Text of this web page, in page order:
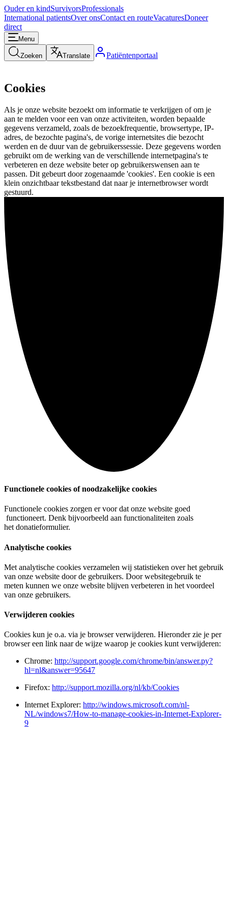
Ouder en kindSurvivorsProfessionals
International patientsOver onsContact en routeVacaturesDoneer
direct
Menu
Zoeken Translate Patiëntenportaal
Cookies
Als je onze website bezoekt om informatie te verkrijgen of om je
aan te melden voor een van onze activiteiten, worden bepaalde
gegevens verzameld, zoals de bezoekfrequentie, browsertype, IP-
adres, de bezochte pagina's, de vorige internetsites die bezocht
werden en de duur van de gebruikerssessie. Deze gegevens worden
gebruikt om de werking van de verschillende internetpagina's te
verbeteren en deze website beter op gebruikerswensen aan te
passen. Dit gebeurt door zogenaamde 'cookies'. Een cookie is een
klein onzichtbaar tekstbestand dat naar je internetbrowser wordt
gestuurd.
Functionele cookies of noodzakelijke cookies
Functionele cookies zorgen er voor dat onze website goed
functioneert. Denk bijvoorbeeld aan functionaliteiten zoals
het donatieformulier.
Analytische cookies
Met analytische cookies verzamelen wij statistieken over het gebruik
van onze website door de gebruikers. Door websitegebruik te
meten kunnen we onze website blijven verbeteren in het voordeel
van onze gebruikers.
Verwijderen cookies
Cookies kun je o.a. via je browser verwijderen. Hieronder zie je per
browser een link naar de wijze waarop je cookies kunt verwijderen:
Chrome: http://support.google.com/chrome/bin/answer.py?
hl=nl&answer=95647
Firefox: http://support.mozilla.org/nl/kb/Cookies
Internet Explorer: http://windows.microsoft.com/nl-
NL/windows7/How-to-manage-cookies-in-Internet-Explorer-
9